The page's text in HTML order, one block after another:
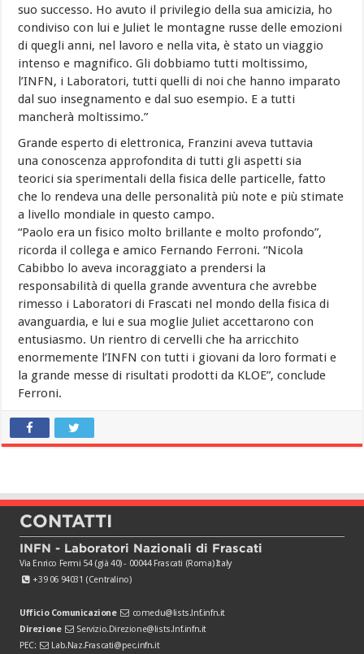
suo successo. Ho avuto il privilegio della sua amicizia, ho
condiviso con lui e Juliet le montagne russe delle emozioni
di quegli anni, nel lavoro e nella vita, è stato un viaggio
intenso e magnifico. Gli dobbiamo tutti moltissimo,
l’INFN, i Laboratori, tutti quelli di noi che hanno imparato
dal suo insegnamento e dal suo esempio. E a tutti
mancherà moltissimo.”
Grande esperto di elettronica, Franzini aveva tuttavia
una conoscenza approfondita di tutti gli aspetti sia
teorici sia sperimentali della fisica delle particelle, fatto
che lo rendeva una delle personalità più note e più stimate
a livello mondiale in questo campo.
“Paolo era un fisico molto brillante e molto profondo”,
ricorda il collega e amico Fernando Ferroni. “Nicola
Cabibbo lo aveva incoraggiato a prendersi la
responsabilità di quella grande avventura che avrebbe
rimesso i Laboratori di Frascati nel mondo della fisica di
avanguardia, e lui e sua moglie Juliet accettarono con
entusiasmo. Un rientro di cervelli che ha arricchito
enormemente l’INFN con tutti i giovani da loro formati e
la grande messe di risultati prodotti da KLOE”, conclude
Ferroni.
CONTATTI
INFN - Laboratori Nazionali di Frascati
Via Enrico Fermi 54 (già 40) - 00044 Frascati (Roma) Italy
+39 06 94031 (Centralino)
Ufficio Comunicazione
comedu@lists.lnf.infn.it
Direzione
Servizio.Direzione@lists.lnf.infn.it
PEC:
Lab.Naz.Frascati@pec.infn.it